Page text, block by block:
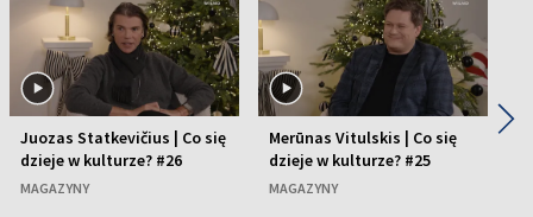
Juozas Statkevičius | Co się
dzieje w kulturze? #26
MAGAZYNY
Merūnas Vitulskis | Co się
dzieje w kulturze? #25
MAGAZYNY
▶